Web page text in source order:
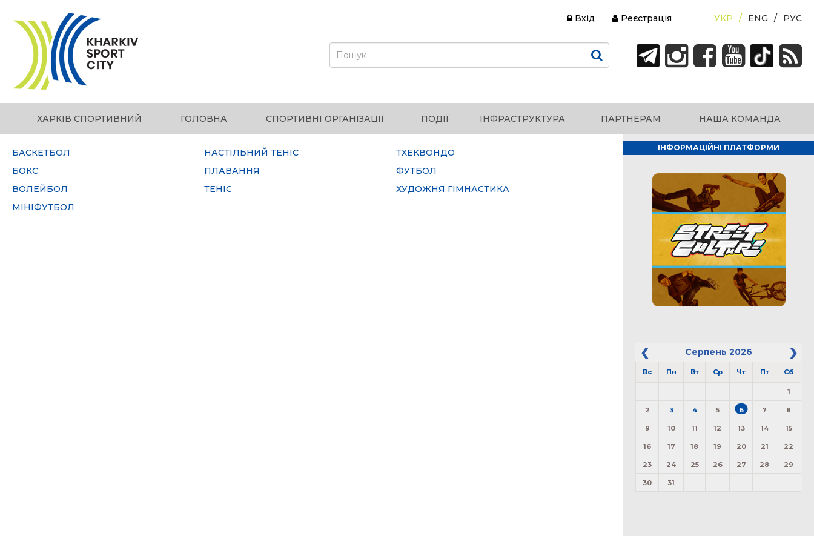
РУС
ENG
УКР
Реєстрація
Вхід
ХАРКІВ СПОРТИВНИЙ ГОЛОВНА СПОРТИВНІ ОРГАНІЗАЦІЇ ПОДІЇ ІНФРАСТРУКТУРА ПАРТНЕРАМ НАША КОМАНДА
БАСКЕТБОЛ
БОКС
ВОЛЕЙБОЛ
МІНІФУТБОЛ
НАСТІЛЬНИЙ ТЕНІС
ПЛАВАННЯ
ТЕНІС
ТХЕКВОНДО
ФУТБОЛ
ХУДОЖНЯ ГІМНАСТИКА
ІНФОРМАЦІЙНІ ПЛАТФОРМИ
Серпень 2026
Вс Пн Вт Ср Чт Пт Сб
1
2 3 4 5 6 7 8
9 10 11 12 13 14 15
16 17 18 19 20 21 22
23 24 25 26 27 28 29
30 31